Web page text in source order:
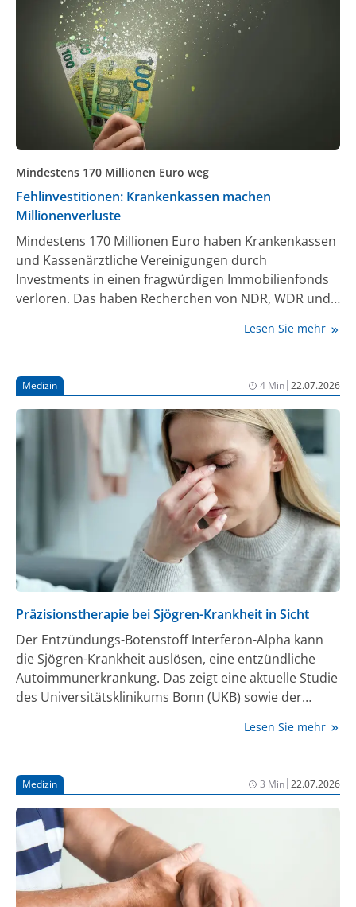
Mindestens 170 Millionen Euro weg
Fehlinvestitionen: Krankenkassen machen
Millionenverluste
Mindestens 170 Millionen Euro haben Krankenkassen
und Kassenärztliche Vereinigungen durch
Investments in einen fragwürdigen Immobilienfonds
verloren. Das haben Recherchen von NDR, WDR und
Lesen Sie mehr
Medizin 4 Min|22.07.2026
Präzisionstherapie bei Sjögren-Krankheit in Sicht
Der Entzündungs-Botenstoff Interferon-Alpha kann
die Sjögren-Krankheit auslösen, eine entzündliche
Autoimmunerkrankung. Das zeigt eine aktuelle Studie
des Universitätsklinikums Bonn (UKB) sowie der
Ergebnisse könnten mittelfristig die Entwicklung von
vereinfachen. Sie sind in der Fachzeitschrift Lancet
Rheumatology erschienen [1].
Lesen Sie mehr
Medizin 3 Min|22.07.2026